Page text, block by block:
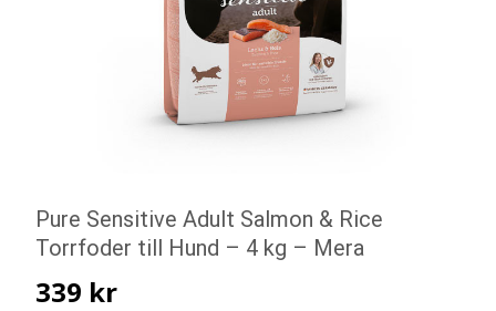
Pure Sensitive Adult Salmon & Rice
Torrfoder till Hund – 4 kg – Mera
339 kr